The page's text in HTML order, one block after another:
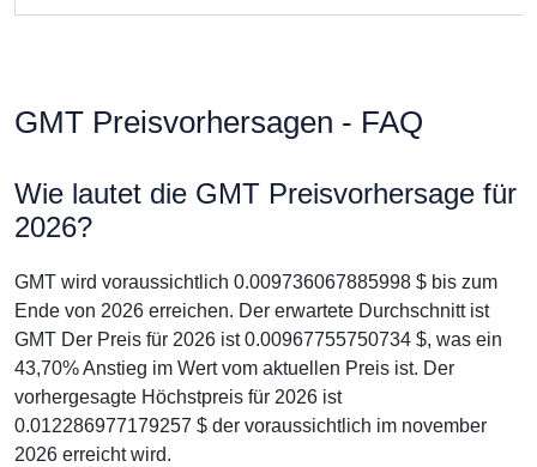
GMT Preisvorhersagen - FAQ
Wie lautet die GMT Preisvorhersage für
2026?
GMT wird voraussichtlich 0.009736067885998 $ bis zum
Ende von 2026 erreichen. Der erwartete Durchschnitt ist
GMT Der Preis für 2026 ist 0.00967755750734 $, was ein
43,70% Anstieg im Wert vom aktuellen Preis ist. Der
vorhergesagte Höchstpreis für 2026 ist
0.012286977179257 $ der voraussichtlich im november
2026 erreicht wird.